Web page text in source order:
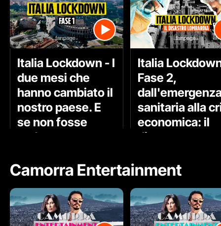
Italia Lockdown - I
due mesi che
hanno cambiato il
nostro paese. E
se non fosse
andato tutto
Italia
Fase 2,
sanitaria alla
economica: il
disastro
Camorra Entertainment